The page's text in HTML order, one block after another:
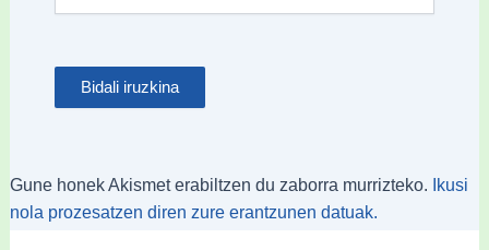
Gune honek Akismet erabiltzen du zaborra murrizteko.
Ikusi
nola prozesatzen diren zure erantzunen datuak.